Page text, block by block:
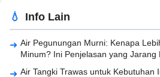
Info Lain
Air Pegunungan Murni: Kenapa
Minum? Ini Penjelasan yang Jarang
Air Tangki Trawas untuk Kebutuhan